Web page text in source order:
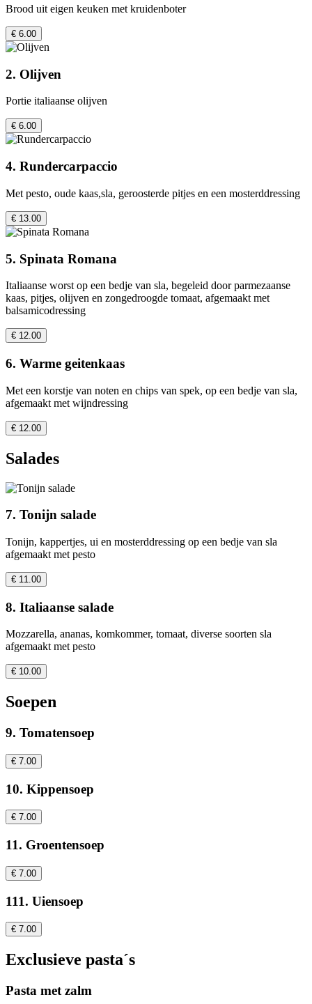
Brood uit eigen keuken met kruidenboter
€ 6.00
2. Olijven
Portie italiaanse olijven
€ 6.00
4. Rundercarpaccio
Met pesto, oude kaas,sla, geroosterde pitjes en een mosterddressing
€ 13.00
5. Spinata Romana
Italiaanse worst op een bedje van sla, begeleid door parmezaanse
kaas, pitjes, olijven en zongedroogde tomaat, afgemaakt met
balsamicodressing
€ 12.00
6. Warme geitenkaas
Met een korstje van noten en chips van spek, op een bedje van sla,
afgemaakt met wijndressing
€ 12.00
Salades
7. Tonijn salade
Tonijn, kappertjes, ui en mosterddressing op een bedje van sla
afgemaakt met pesto
€ 11.00
8. Italiaanse salade
Mozzarella, ananas, komkommer, tomaat, diverse soorten sla
afgemaakt met pesto
€ 10.00
Soepen
9. Tomatensoep
€ 7.00
10. Kippensoep
€ 7.00
11. Groentensoep
€ 7.00
111. Uiensoep
€ 7.00
Exclusieve pasta´s
Pasta met zalm